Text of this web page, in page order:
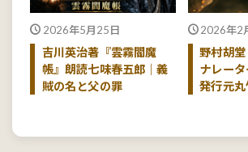
2026年5月25日
吉川英治著『雲霧閻魔
帳』朗読七味春五郎｜義
賊の名と父の罪
2026年2
野村胡
ナレー
発行元